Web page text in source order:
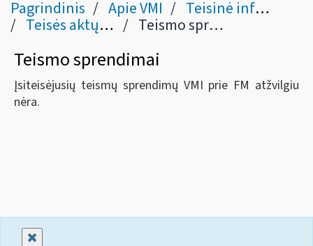
Pagrindinis Apie VMI Teisinė informacija
Teisės aktų pažeidimai Teismo sprendimai
Teismo sprendimai
Įsiteisėjusių teismų sprendimų VMI prie FM atžvilgiu
nėra.